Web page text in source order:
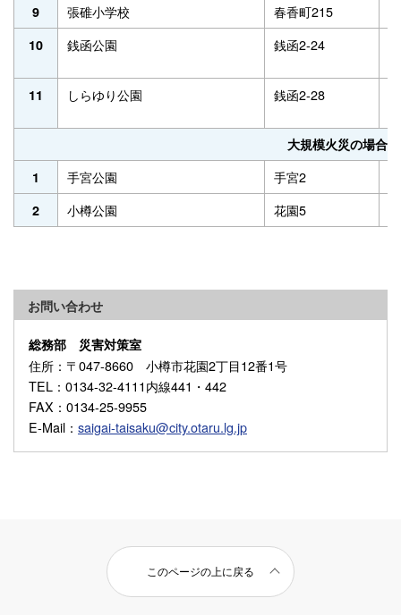
9 張碓小学校 春香町215
10 銭函公園 銭函2-24
11 しらゆり公園 銭函2-28
大規模火災の場合
1
手宮公園 手宮2
2 小樽公園 花園5
お問い合わせ
総務部 災害対策室
住所 ：〒047-8660 小樽市花園2丁目12番1号
TEL ：0134-32-4111内線441・442
FAX ：0134-25-9955
E-Mail ： saigai-taisaku@city.otaru.lg.jp
このページの上に戻る